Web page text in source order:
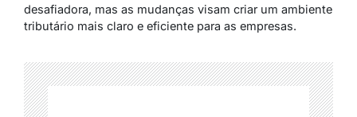
desafiadora, mas as mudanças visam criar um ambiente
tributário mais claro e eficiente para as empresas.